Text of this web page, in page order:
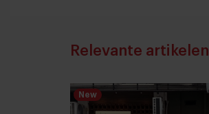
Relevante artikelen
New